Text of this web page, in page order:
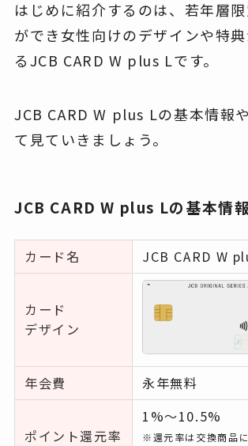
はじめに紹介するのは、若年層
ができ女性向けのデザインや特
るJCB CARD W plus Lです。
JCB CARD W plus Lの基本情報
て見ていきましょう。
JCB CARD W plus Lの基本情報
カード名 JCB CARD W
カード
デザイン
年会費 永年無料
ポイント還元率
1%〜10.5%
※還元率は交換商品